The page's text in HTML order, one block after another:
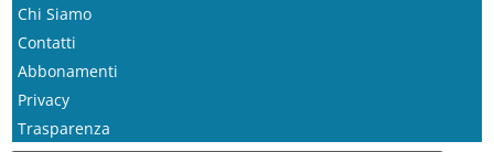
Chi Siamo
Contatti
Abbonamenti
Privacy
Trasparenza